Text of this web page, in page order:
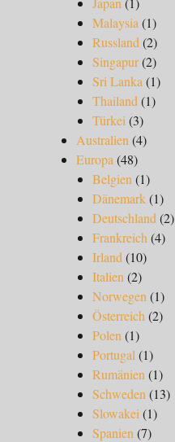
Malaysia (1)
Russland (2)
Singapur(2)
Sri Lanka (1)
Thailand (1)
Türkei (3)
Australien (4)
Europa (48)
Belgien (1)
Dänemark(1)
Deutschland (2)
Frankreich (4)
Irland (10)
Italien (2)
Norwegen (1)
Österreich (2)
Polen (1)
Portugal (1)
Rumänien (1)
Schweden (13)
Slowakei (1)
Spanien (7)